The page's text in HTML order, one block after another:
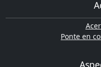
Ponte en